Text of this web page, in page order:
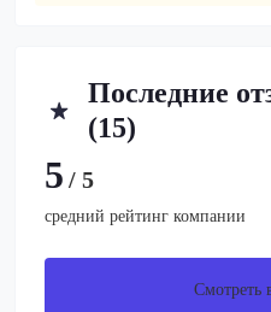
Последние
(15)
5 / 5
средний рейтинг компании
Смотреть